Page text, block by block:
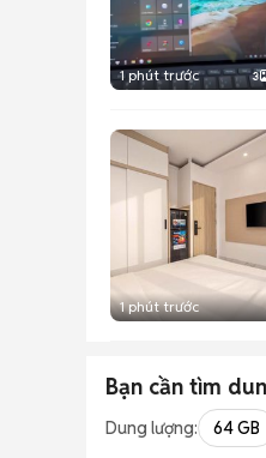
1 phút trước 3
1 phút trước
Bạn cần tìm
Dung lượng: 64 GB